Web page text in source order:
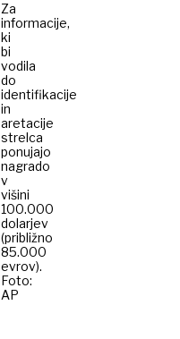
Za
informacije,
ki
bi
vodila
do
identifikacije
in
aretacije
strelca
ponujajo
nagrado
v
višini
100.000
dolarjev
(približno
85.000
evrov).
Foto:
AP